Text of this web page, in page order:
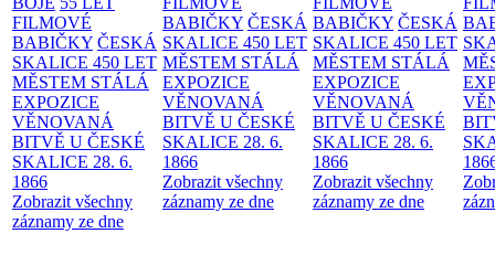
FILMOVÉ
BABIČKY ČESKÁ
SKALICE 450 LET
MĚSTEM STÁLÁ
EXPOZICE
VĚNOVANÁ
BITVĚ U ČESKÉ
SKALICE 28. 6.
1866
Zobrazit všechny
záznamy ze dne
BABIČKY ČESKÁ
SKALICE 450 LET
MĚSTEM STÁLÁ
EXPOZICE
VĚNOVANÁ
BITVĚ U ČESKÉ
SKALICE 28. 6.
1866
Zobrazit všechny
záznamy ze dne
BABIČKY ČESKÁ
SKALICE 450 LET
MĚSTEM STÁLÁ
EXPOZICE
VĚNOVANÁ
BITVĚ U ČESKÉ
SKALICE 28. 6.
1866
Zobrazit všechny
záznamy ze dne